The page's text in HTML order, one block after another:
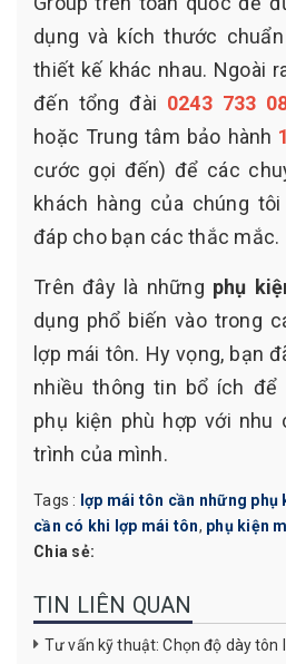
dụng và kích thước
thiết kế khác nhau. Ngoài
đến tổng đài 0243 733
hoặc Trung tâm bảo hành
cước gọi đến) để các
khách hàng của chúng
đáp cho bạn các thắc mắc.
Trên đây là những phụ
dụng phổ biến vào trong
lợp mái tôn. Hy vọng, bạn
nhiều thông tin bổ ích
phụ kiện phù hợp với nhu
trình của mình.
Tags : lợp mái tôn cần những phụ
cần có khi lợp mái tôn, phụ kiện
Chia sẻ:
TIN LIÊN QUAN
Tư vấn kỹ thuật: Chọn độ dày